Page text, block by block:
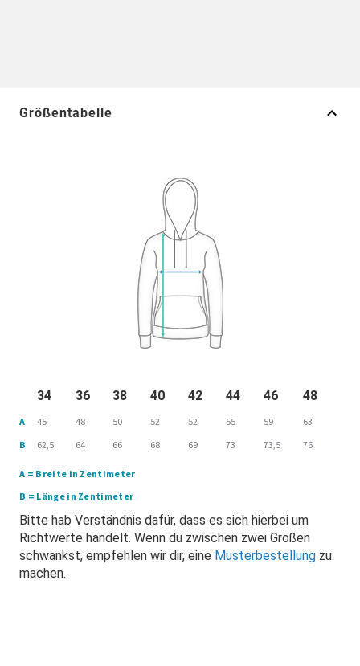
Größentabelle
34 36 38 40 42 44 46 48
A 45 48 50 52 52 55 59
63
B
62,5 64 66 68 69 73 73,5 76
A = Breite in Zentimeter
B = Länge in Zentimeter
Bitte hab Verständnis dafür, dass es sich hierbei um
Richtwerte handelt. Wenn du zwischen zwei Größen
schwankst, empfehlen wir dir, eine Musterbestellung zu
machen.